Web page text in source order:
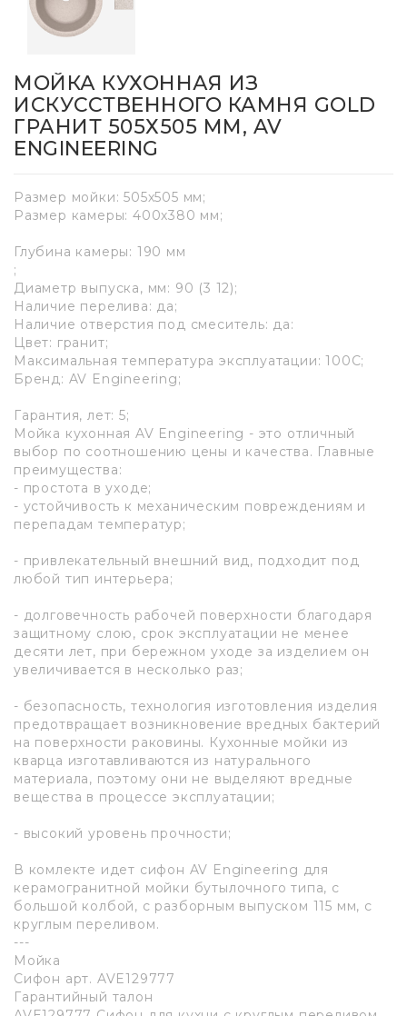
МОЙКА КУХОННАЯ ИЗ
ИСКУССТВЕННОГО КАМНЯ GOLD
ГРАНИТ 505Х505 ММ, AV
ENGINEERING
Размер мойки: 505х505 мм;
Размер камеры: 400х380 мм;
Глубина камеры: 190 мм
;
Диаметр выпуска, мм: 90 (3 12);
Наличие перелива: да;
Наличие отверстия под смеситель: да:
Цвет: гранит;
Максимальная температура эксплуатации: 100C;
Бренд: AV Engineering;
Гарантия, лет: 5;
Мойка кухонная AV Engineering - это отличный
выбор по соотношению цены и качества. Главные
преимущества:
- простота в уходе;
- устойчивость к механическим повреждениям и
перепадам температур;
- привлекательный внешний вид, подходит под
любой тип интерьера;
- долговечность рабочей поверхности благодаря
защитному слою, срок эксплуатации не менее
десяти лет, при бережном уходе за изделием он
увеличивается в несколько раз;
- безопасность, технология изготовления изделия
предотвращает возникновение вредных бактерий
на поверхности раковины. Кухонные мойки из
кварца изготавливаются из натурального
материала, поэтому они не выделяют вредные
вещества в процессе эксплуатации;
- высокий уровень прочности;
В комлекте идет сифон AV Engineering для
керамогранитной мойки бутылочного типа, с
большой колбой, с разборным выпуском 115 мм, с
круглым переливом.
---
Мойка
Сифон арт. AVE129777
Гарантийный талон